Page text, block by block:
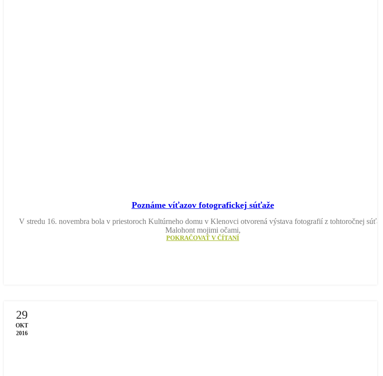
Poznáme víťazov fotografickej súťaže
V stredu 16. novembra bola v priestoroch Kultúrneho domu v Klenovci otvorená výstava fotografií z tohtoročnej súťaže
Malohont mojimi očami,
POKRAČOVAŤ V ČÍTANÍ
29
OKT
2016